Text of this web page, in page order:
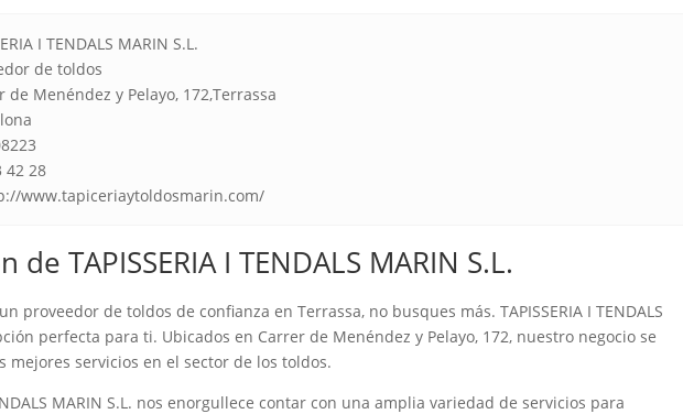
I TENDALS MARIN S.L.
de toldos
de Menéndez y Pelayo, 172,Terrassa
42 28
www.tapiceriaytoldosmarin.com/
de TAPISSERIA I TENDALS MARIN S.L.
proveedor de toldos de confianza en Terrassa, no busques más. TAPISSERIA I TENDALS
perfecta para ti. Ubicados en Carrer de Menéndez y Pelayo, 172, nuestro negocio se
mejores servicios en el sector de los toldos.
MARIN S.L. nos enorgullece contar con una amplia variedad de servicios para